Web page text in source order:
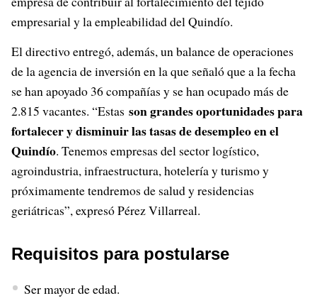
empresarial y la empleabilidad del Quindío.
El directivo entregó, además, un balance de operaciones
de la agencia de inversión en la que señaló que a la fecha
se han apoyado 36 compañías y se han ocupado más de
2.815 vacantes. “Estas son grandes oportunidades para
fortalecer y disminuir las tasas de desempleo en el
Quindío. Tenemos empresas del sector logístico,
agroindustria, infraestructura, hotelería y turismo y
próximamente tendremos de salud y residencias
geriátricas”, expresó Pérez Villarreal.
Requisitos para postularse
Ser mayor de edad.